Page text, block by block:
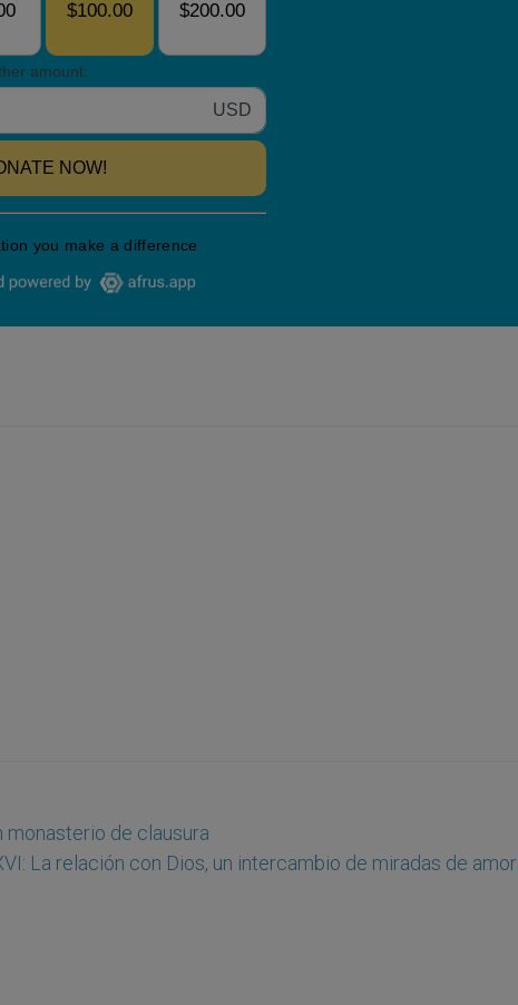
monasterio de clausura
La relación con Dios, un intercambio de miradas de amor